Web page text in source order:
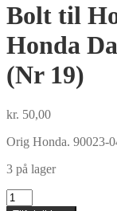
Bolt til
Honda
(Nr 19)
kr. 50,00
Orig Honda. 90023-
3 på lager
Bolt